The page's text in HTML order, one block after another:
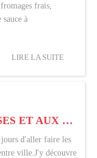
frais,
à
LIRE LA SUITE
TARTE RUSTIQUE AUX FRAISES ET AUX PÉTALES DE VIOLETTES
jours d'aller faire les
ville.J'y découvre